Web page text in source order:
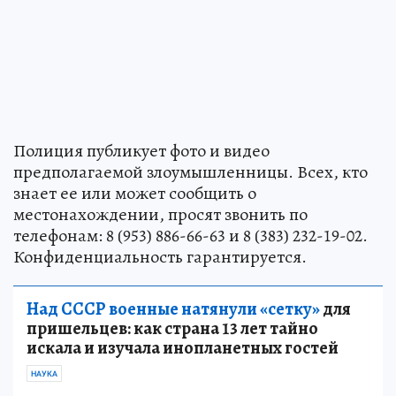
Полиция публикует фото и видео
предполагаемой злоумышленницы. Всех, кто
знает ее или может сообщить о
местонахождении, просят звонить по
телефонам: 8 (953) 886-66-63 и 8 (383) 232-19-02.
Конфиденциальность гарантируется.
Над СССР военные натянули «сетку»для
пришельцев: как страна 13 лет тайно
искала и изучала инопланетных гостей
НАУКА